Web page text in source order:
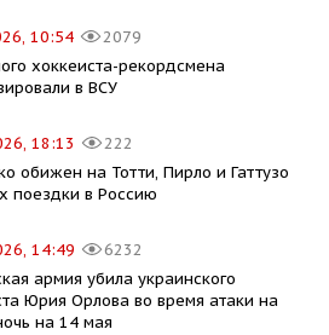
10:54
2079
хоккеиста-рекордсмена
в ВСУ
18:13
222
обижен на Тотти, Пирло и Гаттузо
поездки в Россию
14:49
6232
армия убила украинского
Юрия Орлова во время атаки на
на 14 мая